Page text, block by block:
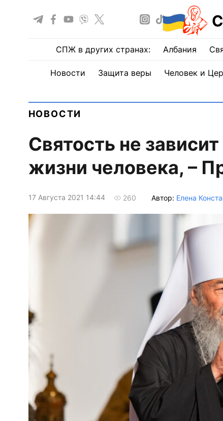
СПЖ в других странах: Албания
Новости Защита веры Человек и
НОВОСТИ
Святость не
жизни человека, –
17 Августа 2021 14:44 260 Автор: Елена